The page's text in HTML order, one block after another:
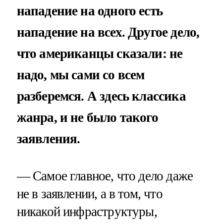
нападение на одного есть
нападение на всех. Другое дело,
что американцы сказали: не
надо, мы сами со всем
разберемся. А здесь классика
жанра, и не было такого
заявления.
— Самое главное, что дело даже
не в заявлении, а в том, что
никакой инфраструктуры,